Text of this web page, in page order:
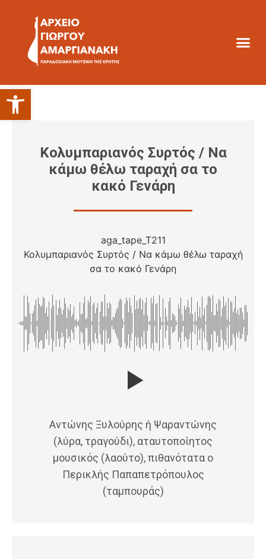
Ανοίξτε τη γραμμή εργαλείων
Κολυμπαριανός Συρτός / Να
κάμω θέλω ταραχή σα το
κακό Γενάρη
aga_tape_T211
Κολυμπαριανός Συρτός / Να κάμω θέλω ταραχή
σα το κακό Γενάρη
Αντώνης Ξυλούρης ή Ψαραντώνης
(λύρα, τραγούδι), αταυτοποίητος
μουσικός (λαούτο), πιθανότατα ο
Περικλής Παπαπετρόπουλος
(ταμπουράς)